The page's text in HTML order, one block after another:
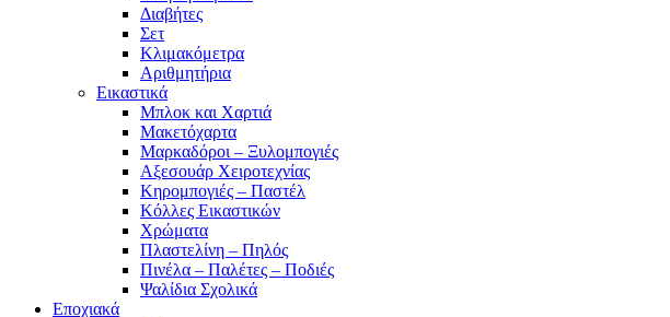
Διαβήτες
Σετ
Κλιμακόμετρα
Αριθμητήρια
Εικαστικά
Μπλοκ και Χαρτιά
Μακετόχαρτα
Μαρκαδόροι – Ξυλομπογιές
Αξεσουάρ Χειροτεχνίας
Κηρομπογιές – Παστέλ
Κόλλες Εικαστικών
Χρώματα
Πλαστελίνη – Πηλός
Πινέλα – Παλέτες – Ποδιές
Ψαλίδια Σχολικά
Εποχιακά